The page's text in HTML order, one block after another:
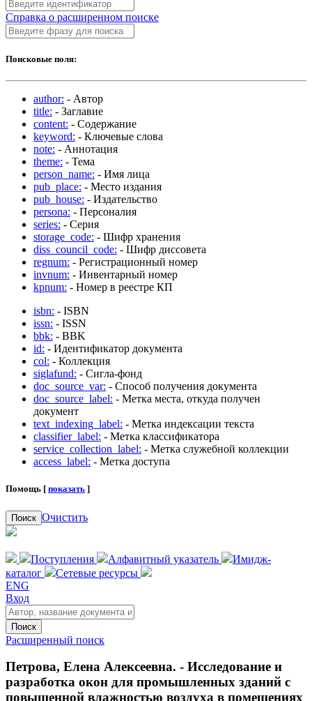
Справка о расширенном поиске
Поисковые поля:
author: - Автор
title: - Заглавие
content: - Содержание
keyword: - Ключевые слова
note: - Аннотация
theme: - Тема
person_name: - Имя лица
pub_place: - Место издания
pub_house: - Издательство
persona: - Персоналия
series: - Серия
storage_code: - Шифр хранения
diss_council_code: - Шифр диссовета
regnum: - Регистрационный номер
invnum: - Инвентарный номер
kpnum: - Номер в реестре КП
isbn: - ISBN
issn: - ISSN
bbk: - BBK
id: - Идентификатор документа
col: - Коллекция
siglafund: - Сигла-фонд
doc_source_var: - Способ получения документа
doc_source_label: - Метка места, откуда получен
документ
text_indexing_label: - Метка индексации текста
classifier_label: - Метка классификатора
service_collection_label: - Метка служебной коллекции
access_label: - Метка доступа
Помощь [ показать ]
Поиск Очистить
Поступления Алфавитный указатель
Имидж-
каталог
Сетевые ресурсы
ENG
Вход
Поиск
Расширенный поиск
Петрова, Елена Алексеевна. - Исследование и
разработка окон для промышленных зданий с
повышенной влажностью воздуха в помещениях